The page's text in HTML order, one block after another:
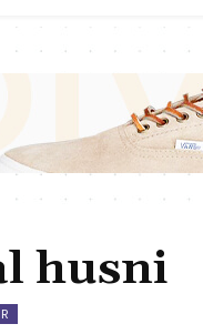
husni